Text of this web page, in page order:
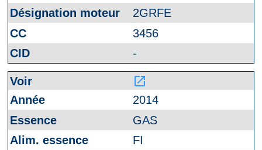
2GRFE
3456
-
launch
2014
GAS
FI